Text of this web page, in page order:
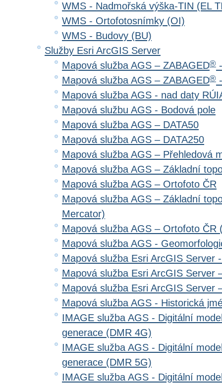
WMS - Nadmořská výška-TIN (EL
WMS - Ortofotosnímky (OI)
WMS - Budovy (BU)
Služby Esri ArcGIS Server
Mapová služba AGS – ZABAGED®
Mapová služba AGS – ZABAGED®
Mapová služba AGS - nad daty
Mapová službu AGS - Bodová pole
Mapová služba AGS – DATA50
Mapová služba AGS – DATA250
Mapová služba AGS – Přehledová
Mapová služba AGS – Základní
Mapová služba AGS – Ortofoto ČR
Mapová služba AGS – Základní
Mercator)
Mapová služba AGS – Ortofoto ČR
Mapová služba AGS -
Mapová služba Esri ArcGIS Server
Mapová služba Esri ArcGIS Server
Mapová služba Esri ArcGIS Server
Mapová služba AGS - Historická
IMAGE služba AGS - Digitální
generace (DMR 4G)
IMAGE služba AGS - Digitální
generace (DMR 5G)
IMAGE služba AGS - Digitální